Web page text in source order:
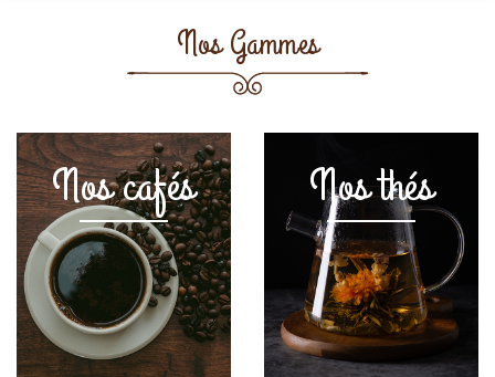
Nos Gammes
Nos cafés Nos thés